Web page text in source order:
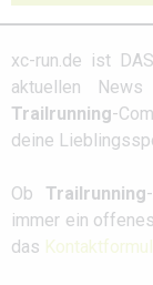
xc-run.de ist
aktuellen
Trailrunning-
deine
Ob Trailrunning
immer ein
das